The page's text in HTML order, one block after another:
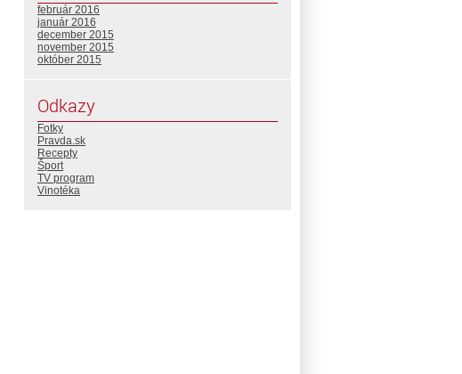
február 2016
január 2016
december 2015
november 2015
október 2015
Odkazy
Fotky
Pravda.sk
Recepty
Šport
TV program
Vinotéka